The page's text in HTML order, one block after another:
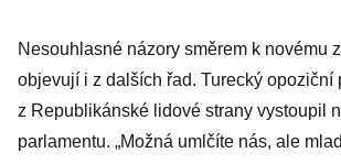
Nesouhlasné názory směrem k novému
objevují i z dalších řad. Turecký opoziční
z Republikánské lidové strany vystoupil
parlamentu. „Možná umlčíte nás, ale